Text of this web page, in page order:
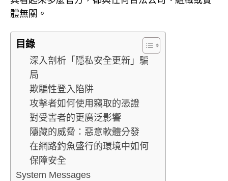
體無關。
目錄
深入剖析「隱私安全更新」騙
局
欺騙性登入陷阱
攻擊者如何使用竊取的憑證
對受害者的更廣泛影響
隱藏的威脅：惡意軟體分發
在網路釣魚盛行的環境中如何
保障安全
System Messages